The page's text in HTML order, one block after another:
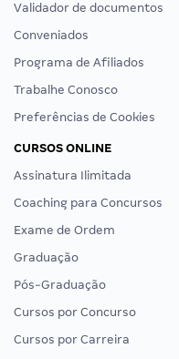
Validador de documentos
Conveniados
Programa de Afiliados
Trabalhe Conosco
Preferências de Cookies
CURSOS ONLINE
Assinatura Ilimitada
Coaching para Concursos
Exame de Ordem
Graduação
Pós-Graduação
Cursos por Concurso
Cursos por Carreira